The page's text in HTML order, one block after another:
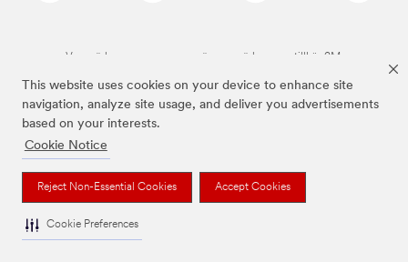
This website uses cookies on your device to enhance site
navigation, analyze site usage, and deliver you advertisements
based on your interests.
Cookie Notice
Reject Non-Essential Cookies Accept Cookies
Cookie Preferences
Varumärken som anges ovan är varumärken som tillhör 3M.